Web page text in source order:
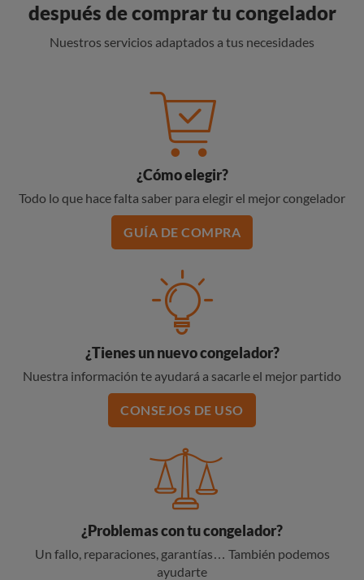
después de comprar tu congelador
Nuestros servicios adaptados a tus necesidades
¿Cómo elegir?
Todo lo que hace falta saber para elegir el mejor congelador
GUÍA DE COMPRA
¿Tienes un nuevo congelador?
Nuestra información te ayudará a sacarle el mejor partido
CONSEJOS DE USO
¿Problemas con tu congelador?
Un fallo, reparaciones, garantías… También podemos
ayudarte